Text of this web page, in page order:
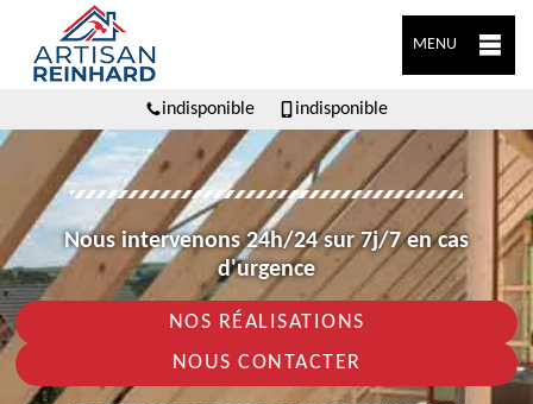
MENU
indisponible indisponible
Nous intervenons 24h/24 sur 7j/7 en cas
d'urgence
NOS RÉALISATIONS
NOUS CONTACTER